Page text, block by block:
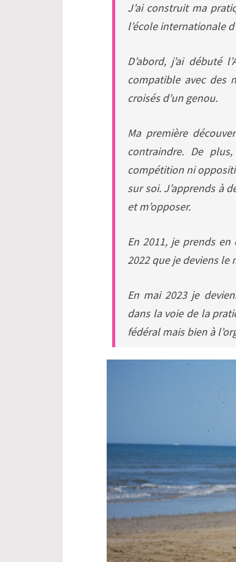
J’ai construit ma
l’école internationale
D’abord, j’ai débuté
compatible avec des
croisés d’un genou.
Ma première
contraindre. De
compétition ni
sur soi. J’apprends à
et m’opposer.
En 2011, je prends en
2022 que je deviens le
En mai 2023 je
dans la voie de la
fédéral mais bien à